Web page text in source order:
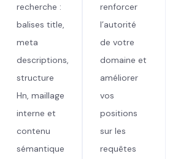
recherche :
balises title,
meta
descriptions,
structure
Hn, maillage
interne et
contenu
sémantique
renforcer
l’autorité
de votre
domaine et
améliorer
vos
positions
sur les
requêtes